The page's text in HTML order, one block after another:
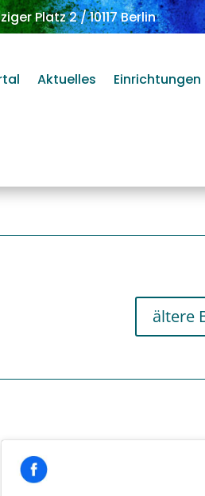
Platz 2 / 10117 Berlin
Aktuelles Einrichtungen
ältere